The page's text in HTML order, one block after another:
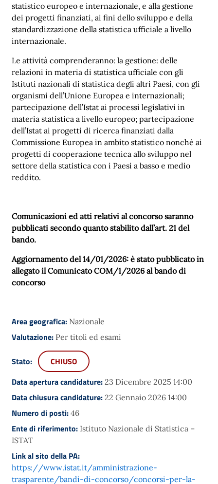
statistico europeo e internazionale, e alla gestione
dei progetti finanziati, ai fini dello sviluppo e della
standardizzazione della statistica ufficiale a livello
internazionale.
Le attività comprenderanno: la gestione: delle
relazioni in materia di statistica ufficiale con gli
Istituti nazionali di statistica degli altri Paesi, con gli
organismi dell’Unione Europea e internazionali;
partecipazione dell’Istat ai processi legislativi in
materia statistica a livello europeo; partecipazione
dell’Istat ai progetti di ricerca finanziati dalla
Commissione Europea in ambito statistico nonché ai
progetti di cooperazione tecnica allo sviluppo nel
settore della statistica con i Paesi a basso e medio
reddito.
Comunicazioni ed atti relativi al concorso saranno
pubblicati secondo quanto stabilito dall’art. 21 del
bando.
Aggiornamento del 14/01/2026: è stato pubblicato in
allegato il Comunicato COM/1/2026 al bando di
concorso
Area geografica: Nazionale
Valutazione: Per titoli ed esami
Stato:
CHIUSO
Data apertura candidature: 23 Dicembre 2025 14:00
Data chiusura candidature: 22 Gennaio 2026 14:00
Numero di posti: 46
Ente di riferimento: Istituto Nazionale di Statistica –
ISTAT
Link al sito della PA:
https://www.istat.it/amministrazione-
trasparente/bandi-di-concorso/concorsi-per-la-